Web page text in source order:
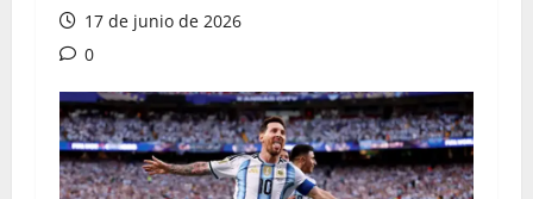
17 de junio de 2026
0